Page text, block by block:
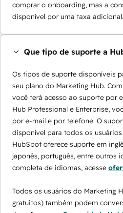
comprar o onboarding, mas a
disponível por uma taxa adicional.
Que tipo de suporte a
Os tipos de suporte disponíveis
seu plano do Marketing Hub.
você terá acesso ao suporte por
Hub Professional e Enterprise,
por e-mail e por telefone. O
disponível para todos os
HubSpot oferece suporte em
japonês, português, entre outros
completa de idiomas, acesse
Todos os usuários do Marketing
gratuitos) também podem